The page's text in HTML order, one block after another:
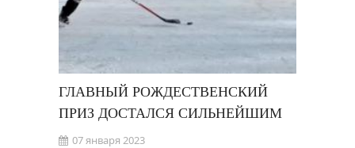
ГЛАВНЫЙ РОЖДЕСТВЕНСКИЙ
ПРИЗ ДОСТАЛСЯ СИЛЬНЕЙШИМ
07 января 2023